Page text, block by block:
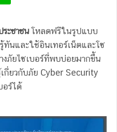
ระชาชนโหลดฟรีในรูปแบบ
ทันและใช้อินเทอร์เน็ตและโซ
งภัยไซเบอร์ที่พบบ่อยมากขึ้น
กี่ยวกับภัย Cyber Security
อร์ได้